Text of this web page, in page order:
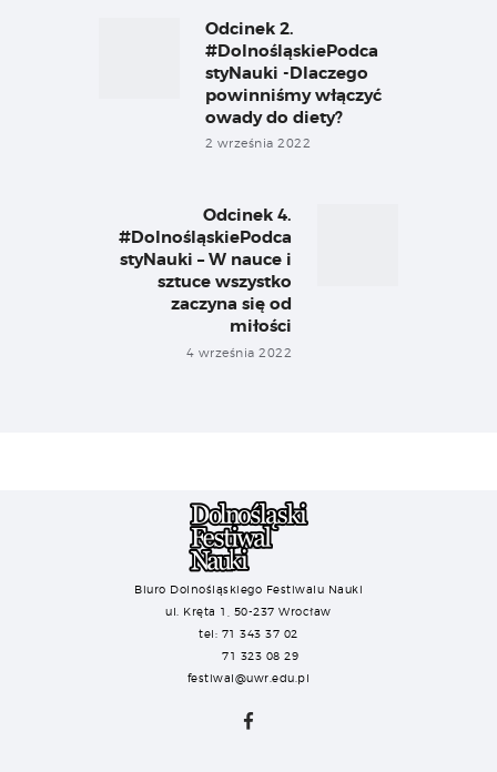
Previous
post:
Odcinek 2.
#DolnośląskiePodca
styNauki -Dlaczego
powinniśmy włączyć
owady do diety?
2 września 2022
Odcinek 4.
#DolnośląskiePodca
styNauki – W nauce i
sztuce wszystko
zaczyna się od
miłości
4 września 2022
Biuro Dolnośląskiego Festiwalu Nauki
ul. Kręta 1, 50-237 Wrocław
tel: 71 343 37 02
71 323 08 29
festiwal@uwr.edu.pl